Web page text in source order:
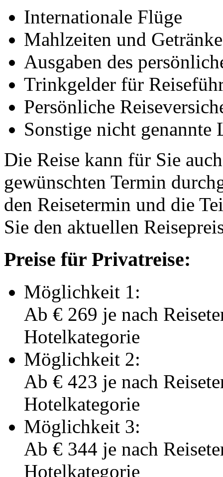
Internationale Flüge
Mahlzeiten und
Ausgaben des
Trinkgelder für
Persönliche
Sonstige nicht genannte
Die Reise kann für Sie
gewünschten Termin
den Reisetermin und die
Sie den aktuellen
Preise für Privatreise:
Möglichkeit 1:
Ab € 269 je nach
Hotelkategorie
Möglichkeit 2:
Ab € 423 je nach
Hotelkategorie
Möglichkeit 3:
Ab € 344 je nach
Hotelkategorie